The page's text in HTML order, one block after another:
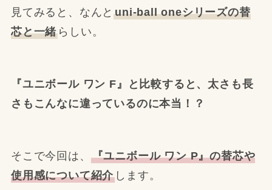
見てみると、なんとuni-ball oneシリーズの替
芯と一緒 らしい。
『ユニボール ワン F』と比較すると、太さも長
さもこんなに違っているのに本当！？
そこで今回は、 『ユニボール ワン P』の替芯や
使用感について紹介 します。